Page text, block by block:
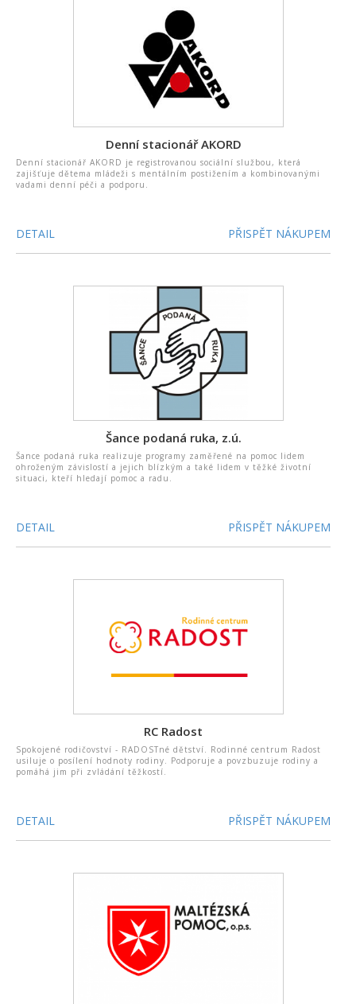
Denní stacionář AKORD
Denní stacionář AKORD je registrovanou sociální službou, která
zajišťuje dětema mládeži s mentálním postižením a kombinovanými
vadami denní péči a podporu.
DETAIL PŘISPĚT NÁKUPEM
Šance podaná ruka, z.ú.
Šance podaná ruka realizuje programy zaměřené na pomoc lidem
ohroženým závislostí a jejich blízkým a také lidem v těžké životní
situaci, kteří hledají pomoc a radu.
DETAIL PŘISPĚT NÁKUPEM
RC Radost
Spokojené rodičovství - RADOSTné dětství. Rodinné centrum Radost
usiluje o posílení hodnoty rodiny. Podporuje a povzbuzuje rodiny a
pomáhá jim při zvládání těžkostí.
DETAIL PŘISPĚT NÁKUPEM